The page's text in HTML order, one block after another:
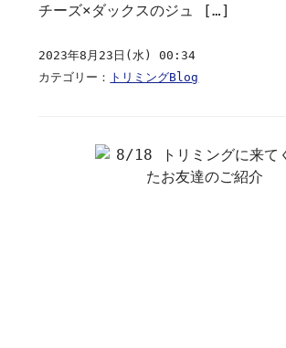
チーズ×ダックスのジュ […]
2023年8月23日(水) 00:34
カテゴリー： トリミングBlog